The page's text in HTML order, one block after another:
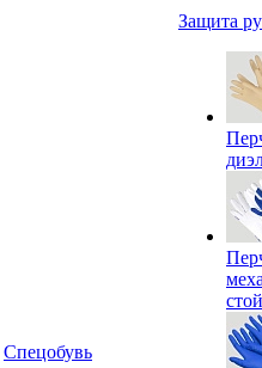
Спецобувь
Защита